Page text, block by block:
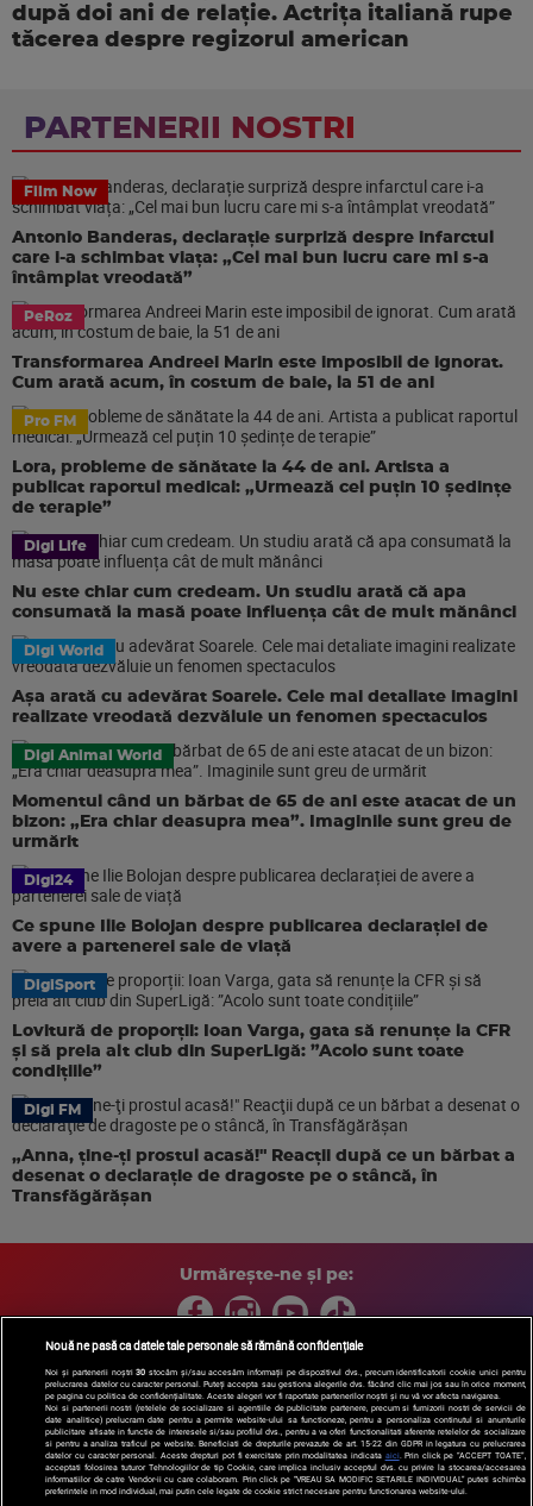
după doi ani de relație. Actrița italiană rupe
tăcerea despre regizorul american
PARTENERII NOSTRI
Film Now
Antonio Banderas, declarație surpriză despre infarctul
care i-a schimbat viața: „Cel mai bun lucru care mi s-a
întâmplat vreodată”
PeRoz
Transformarea Andreei Marin este imposibil de ignorat.
Cum arată acum, în costum de baie, la 51 de ani
Pro FM
Lora, probleme de sănătate la 44 de ani. Artista a
publicat raportul medical: „Urmează cel puțin 10 ședințe
de terapie”
Digi Life
Nu este chiar cum credeam. Un studiu arată că apa
consumată la masă poate influența cât de mult mănânci
Digi World
Așa arată cu adevărat Soarele. Cele mai detaliate imagini
realizate vreodată dezvăluie un fenomen spectaculos
Digi Animal World
Momentul când un bărbat de 65 de ani este atacat de un
bizon: „Era chiar deasupra mea”. Imaginile sunt greu de
urmărit
Digi24
Ce spune Ilie Bolojan despre publicarea declarației de
avere a partenerei sale de viață
DigiSport
Lovitură de proporții: Ioan Varga, gata să renunțe la CFR
și să preia alt club din SuperLigă: ”Acolo sunt toate
condițiile”
Digi FM
„Anna, ţine-ţi prostul acasă!" Reacţii după ce un bărbat a
desenat o declaraţie de dragoste pe o stâncă, în
Transfăgărăşan
Urmărește-ne și pe:
Copyright © 2026 / DIGI ROMANIA S.A.
Arhiva
Comunicate de presă Politica de confidentialitate
Termeni
si conditii
Gestionați preferințele| Contact/Info Codul etic
Nouă ne pasă ca datele tale personale să rămână confidențiale
Noi și partenerii noștri30 stocăm și/sau accesăm informații pe dispozitivul dvs., precum identificatorii cookie unici pentru
prelucrarea datelor cu caracter personal. Puteți accepta sau gestiona alegerile dvs. făcând clic mai jos sau în orice moment,
pe pagina cu politica de confidențialitate. Aceste alegeri vor fi raportate partenerilor noștri și nu vă vor afecta navigarea.
Noi si partenerii nostri (retelele de socializare si agentiile de publicitate partenere, precum si furnizorii nostri de servicii de
date analitice) prelucram date pentru a permite website-ului sa functioneze, pentru a personaliza continutul si anunturile
publicitare afisate in functie de interesele si/sau profilul dvs., pentru a va oferi functionalitati aferente retelelor de socializare
si pentru a analiza traficul pe website. Beneficiati de drepturile prevazute de art. 15-22 din GDPR in legatura cu prelucrarea
datelor cu caracter personal. Aceste drepturi pot fi exercitate prin modalitatea indicata aici. Prin click pe “ACCEPT TOATE”,
acceptati folosirea tuturor Tehnologiilor de tip Cookie, care implica inclusiv acceptul dvs. cu privire la stocarea/accesarea
informatiilor de catre Vendor-ii cu care colaboram. Prin click pe “VREAU SA MODIFIC SETARILE INDIVIDUAL” puteti schimba
preferintele in mod individual, mai putin cele legate de cookie strict necesare pentru functionarea website-ului.